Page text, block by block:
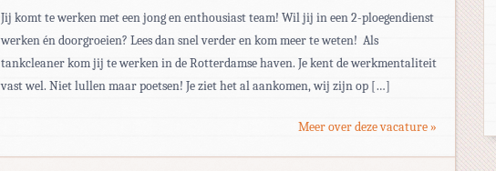
Jij komt te werken met een jong en enthousiast team! Wil jij in een 2-ploegendienst
werken én doorgroeien? Lees dan snel verder en kom meer te weten! Als
tankcleaner kom jij te werken in de Rotterdamse haven. Je kent de werkmentaliteit
vast wel. Niet lullen maar poetsen! Je ziet het al aankomen, wij zijn op […]
Meer over deze vacature »